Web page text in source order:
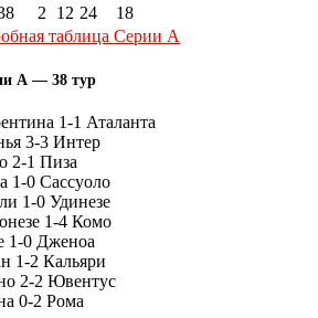
2 12 24
18
таблица Серии А
А — 38 тур
1-1 Аталанта
3-3 Интер
2-1 Пиза
1-0 Сассуоло
1-0 Удинезе
1-4 Комо
1-0 Дженоа
1-2 Кальяри
2-2 Ювентус
0-2 Рома